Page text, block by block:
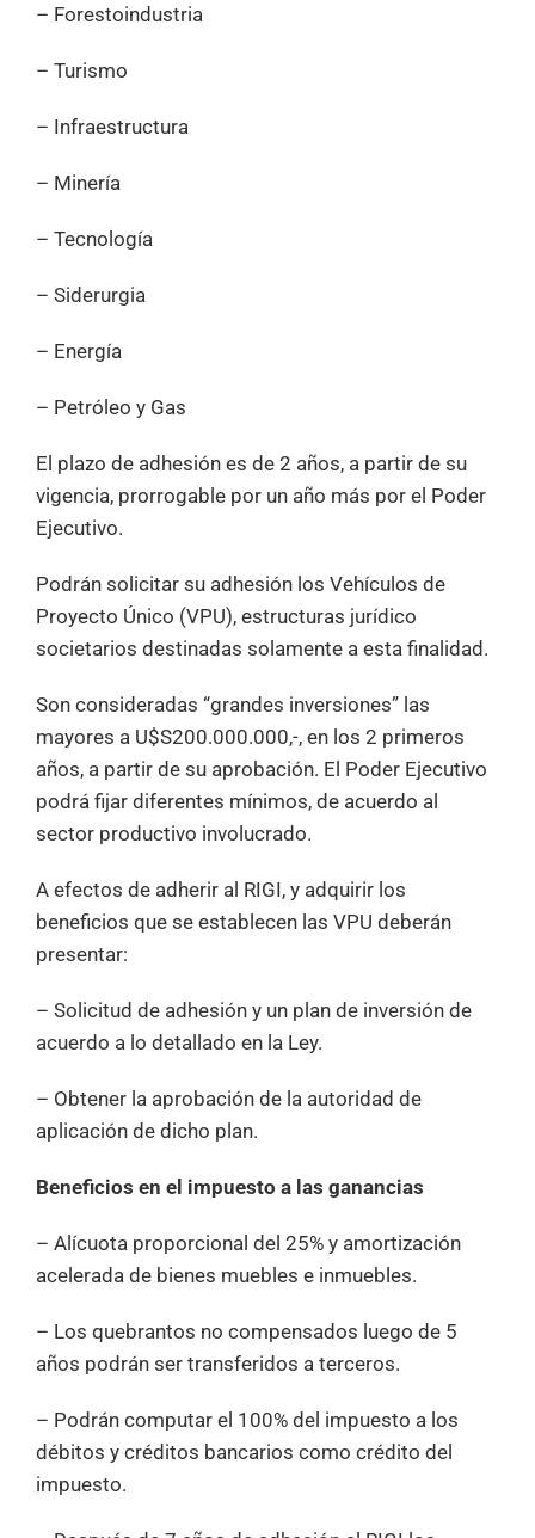
– Forestoindustria
– Turismo
– Infraestructura
– Minería
– Tecnología
– Siderurgia
– Energía
– Petróleo y Gas
El plazo de adhesión es de 2 años, a partir de su
vigencia, prorrogable por un año más por el Poder
Ejecutivo.
Podrán solicitar su adhesión los Vehículos de
Proyecto Único (VPU), estructuras jurídico
societarios destinadas solamente a esta finalidad.
Son consideradas “grandes inversiones” las
mayores a U$S200.000.000,-, en los 2 primeros
años, a partir de su aprobación. El Poder Ejecutivo
podrá fijar diferentes mínimos, de acuerdo al
sector productivo involucrado.
A efectos de adherir al RIGI, y adquirir los
beneficios que se establecen las VPU deberán
presentar:
– Solicitud de adhesión y un plan de inversión de
acuerdo a lo detallado en la Ley.
– Obtener la aprobación de la autoridad de
aplicación de dicho plan.
Beneficios en el impuesto a las ganancias
– Alícuota proporcional del 25% y amortización
acelerada de bienes muebles e inmuebles.
– Los quebrantos no compensados luego de 5
años podrán ser transferidos a terceros.
– Podrán computar el 100% del impuesto a los
débitos y créditos bancarios como crédito del
impuesto.